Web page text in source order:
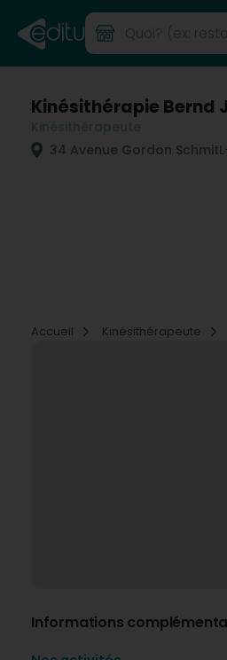
Kinésithérapie Bernd
34 Avenue Gordon Schmit
Accueil
Kinésithérapeute
Informations